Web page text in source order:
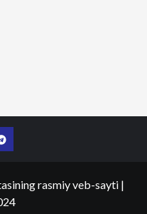
rasmiy veb-sayti |